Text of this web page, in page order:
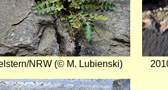
NRW (© M. Lubienski)